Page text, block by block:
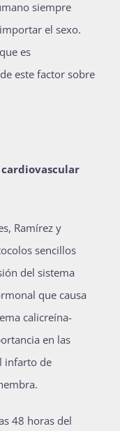
siempre
el sexo.
es
este factor sobre
Ramírez y
sencillos
del sistema
que causa
calicreína-
en las
infarto de
48 horas del